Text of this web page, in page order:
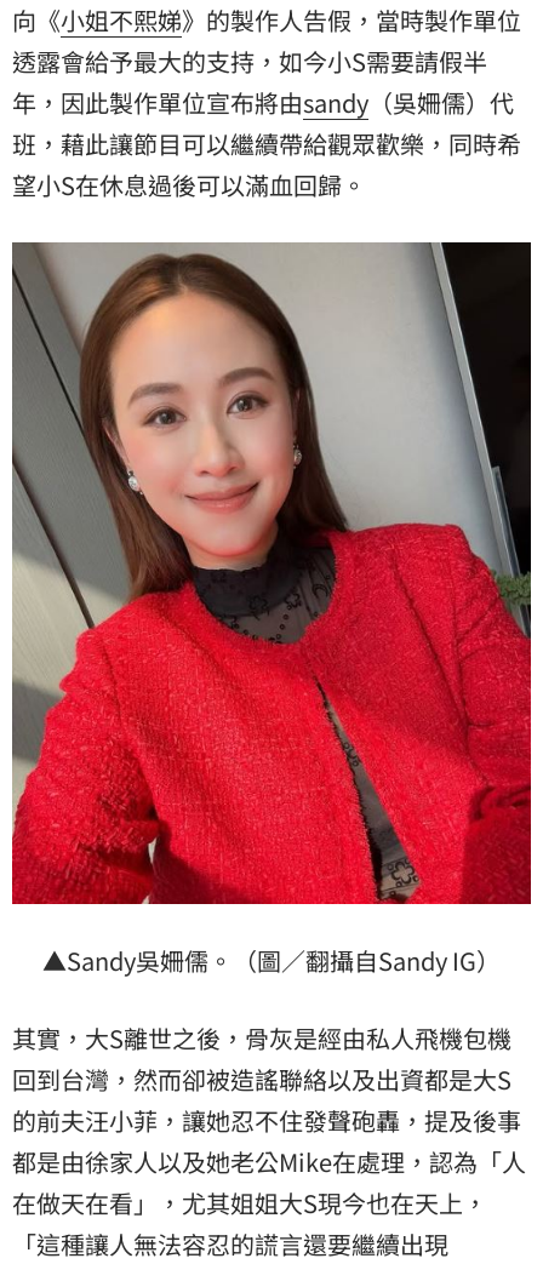
向《小姐不熙娣》的製作人告假，當時製作單位
透露會給予最大的支持，如今小S需要請假半
年，因此製作單位宣布將由sandy （吳姍儒）代
班，藉此讓節目可以繼續帶給觀眾歡樂，同時希
望小S在休息過後可以滿血回歸。
▲Sandy吳姍儒。（圖／翻攝自Sandy IG）
其實，大S離世之後，骨灰是經由私人飛機包機
回到台灣，然而卻被造謠聯絡以及出資都是大S
的前夫汪小菲，讓她忍不住發聲砲轟，提及後事
都是由徐家人以及她老公Mike在處理，認為「人
在做天在看」，尤其姐姐大S現今也在天上，
「這種讓人無法容忍的謊言還要繼續出現